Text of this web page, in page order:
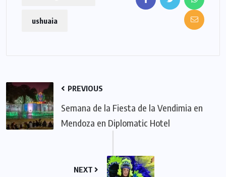
ushuaia
PREVIOUS
Semana de la Fiesta de la Vendimia en
Mendoza en Diplomatic Hotel
NEXT